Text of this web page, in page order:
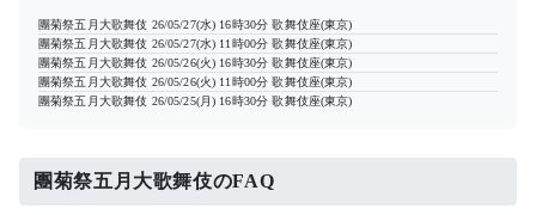
團菊祭五月大歌舞伎 26/05/27(水) 16時30分 歌舞伎座(東京)
團菊祭五月大歌舞伎 26/05/27(水) 11時00分 歌舞伎座(東京)
團菊祭五月大歌舞伎 26/05/26(火) 16時30分 歌舞伎座(東京)
團菊祭五月大歌舞伎 26/05/26(火) 11時00分 歌舞伎座(東京)
團菊祭五月大歌舞伎 26/05/25(月) 16時30分 歌舞伎座(東京)
團菊祭五月大歌舞伎のFAQ